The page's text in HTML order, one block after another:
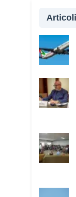
soldi, dati
elementi
Se i
probabile
questi
familiare
truffe
Esatto.
volto e
momento.
termini
è capire il